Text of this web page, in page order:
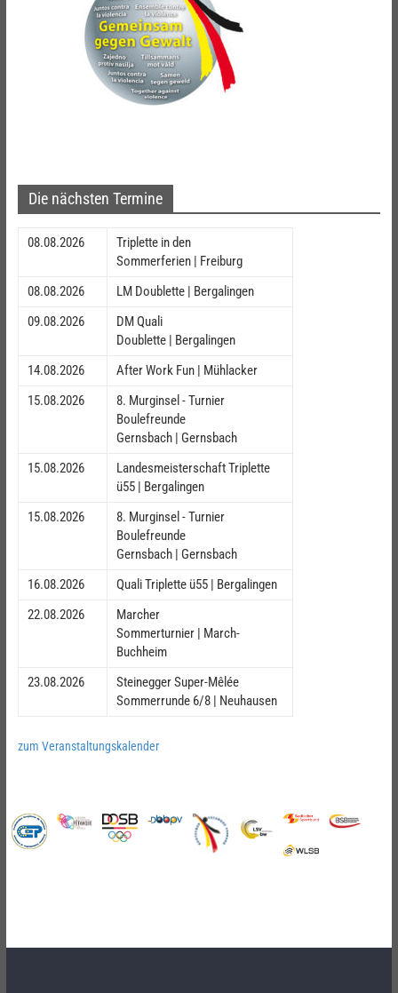
Die nächsten Termine
08.08.2026
Triplette in den
Sommerferien | Freiburg
08.08.2026
LM Doublette | Bergalingen
09.08.2026
DM Quali
Doublette | Bergalingen
14.08.2026
After Work Fun | Mühlacker
15.08.2026
8. Murginsel - Turnier
Boulefreunde
Gernsbach | Gernsbach
15.08.2026
Landesmeisterschaft Triplette
ü55 | Bergalingen
15.08.2026
8. Murginsel - Turnier
Boulefreunde
Gernsbach | Gernsbach
16.08.2026
Quali Triplette ü55 | Bergalingen
22.08.2026
Marcher
Sommerturnier | March-
Buchheim
23.08.2026
Steinegger Super-Mêlée
Sommerrunde 6/8 | Neuhausen
zum Veranstaltungskalender